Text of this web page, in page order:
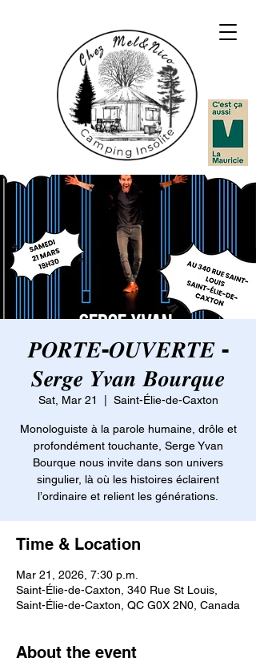
𝑷𝑶𝑹𝑻𝑬-𝑶𝑼𝑽𝑬𝑹𝑻𝑬 -
𝑺𝒆𝒓𝒈𝒆 𝒀𝒗𝒂𝒏 𝑩𝒐𝒖𝒓𝒒𝒖𝒆
Sat, Mar 21 Saint-Élie-de-Caxton
Monologuiste à la parole humaine, drôle et
profondément touchante, Serge Yvan
Bourque nous invite dans son univers
singulier, là où les histoires éclairent
l’ordinaire et relient les générations.
Time & Location
Mar 21, 2026, 7:30 p.m.
Saint-Élie-de-Caxton, 340 Rue St Louis,
Saint-Élie-de-Caxton, QC G0X 2N0, Canada
About the event